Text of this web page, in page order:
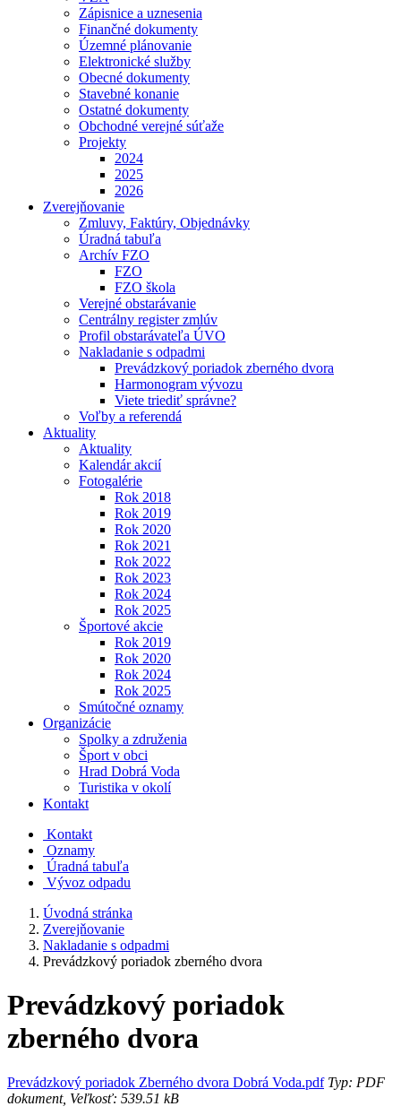
Zápisnice a uznesenia
Finančné dokumenty
Územné plánovanie
Elektronické služby
Obecné dokumenty
Stavebné konanie
Ostatné dokumenty
Obchodné verejné súťaže
Projekty
2024
2025
2026
Zverejňovanie
Zmluvy, Faktúry, Objednávky
Úradná tabuľa
Archív FZO
FZO
FZO škola
Verejné obstarávanie
Centrálny register zmlúv
Profil obstarávateľa ÚVO
Nakladanie s odpadmi
Prevádzkový poriadok zberného dvora
Harmonogram vývozu
Viete triediť správne?
Voľby a referendá
Aktuality
Aktuality
Kalendár akcií
Fotogalérie
Rok 2018
Rok 2019
Rok 2020
Rok 2021
Rok 2022
Rok 2023
Rok 2024
Rok 2025
Športové akcie
Rok 2019
Rok 2020
Rok 2024
Rok 2025
Smútočné oznamy
Organizácie
Spolky a združenia
Šport v obci
Hrad Dobrá Voda
Turistika v okolí
Kontakt
Kontakt
Oznamy
Úradná tabuľa
Vývoz odpadu
Úvodná stránka
Zverejňovanie
Nakladanie s odpadmi
Prevádzkový poriadok zberného dvora
Prevádzkový poriadok
zberného dvora
Prevádzkový poriadok Zberného dvora Dobrá Voda.pdfTyp: PDF
dokument, Veľkosť: 539.51 kB